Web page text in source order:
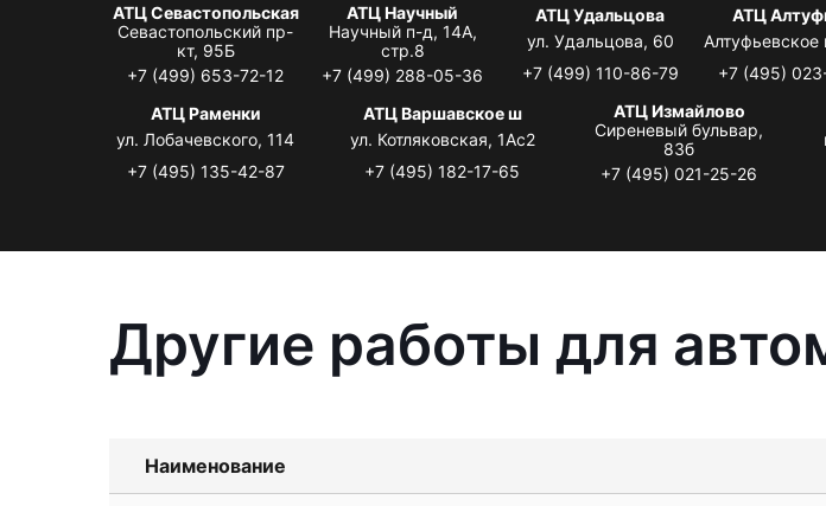
АТЦ Севастопольская
Севастопольский пр-
кт, 95Б
+7 (499) 653-72-12
АТЦ Научный
Научный п-д, 14А,
стр.8
+7 (499) 288-05-36
АТЦ Удальцова
ул. Удальцова, 60
+7 (499) 110-86-79
АТЦ
+7 (495)
АТЦ Раменки
ул. Лобачевского, 114
+7 (495) 135-42-87
АТЦ Варшавское ш
ул. Котляковская, 1Ас2
+7 (495) 182-17-65
АТЦ Измайлово
Сиреневый бульвар,
83б
+7 (495) 021-25-26
Другие работы для
Наименование